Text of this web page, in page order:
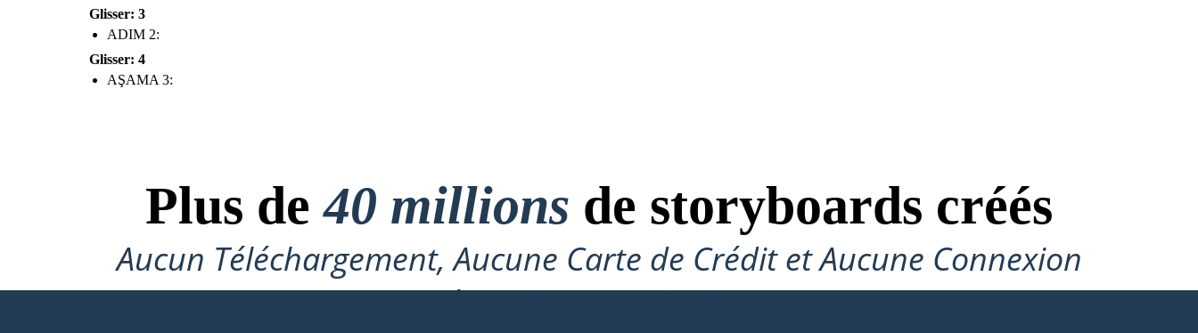
Glisser: 3
ADIM 2:
Glisser: 4
AŞAMA 3:
Plus de40 millions de storyboards créés
Aucun Téléchargement, Aucune Carte de Crédit et Aucune Connexion
Nécessaire Pour Essayer !